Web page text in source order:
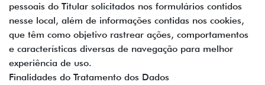
pessoais do Titular solicitados nos formulários contidos
nesse local, além de informações contidas nos cookies,
que têm como objetivo rastrear ações, comportamentos
e características diversas de navegação para melhor
experiência de uso.
Finalidades do Tratamento dos Dados